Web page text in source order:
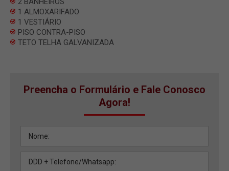
1 ALMOXARIFADO
1 VESTIÁRIO
PISO CONTRA-PISO
TETO TELHA GALVANIZADA
Preencha o Formulário e Fale Conosco
Agora!